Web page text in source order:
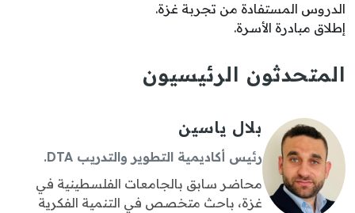
الدروس المستفادة من تجربة غزة.
إطلاق مبادرة الأسرة.
المتحدثون الرئيسيون
بلال ياسين
رئيس أكاديمية التطوير والتدريب DTA.
محاضر سابق بالجامعات الفلسطينية في
غزة، باحث متخصص في التنمية الفكرية